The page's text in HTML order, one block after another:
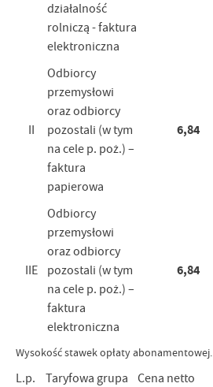
działalność
rolniczą - faktura
elektroniczna
II
Odbiorcy
przemysłowi
oraz odbiorcy
pozostali (w tym
na cele p. poż.) –
faktura
papierowa
6,84
IIE
Odbiorcy
przemysłowi
oraz odbiorcy
pozostali (w tym
na cele p. poż.) –
faktura
elektroniczna
6,84
Wysokość stawek opłaty abonamentowej.
L.p.
Taryfowa grupa
Cena netto